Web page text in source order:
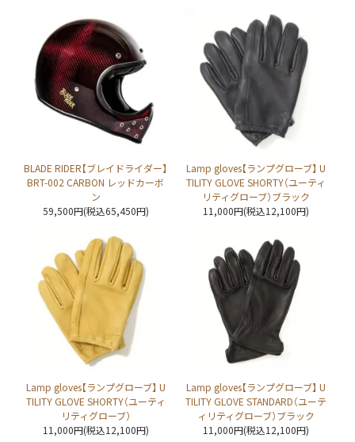
BLADE RIDER【ブレイドライダー】
BRT-002 CARBON レッドカーボ
ン
59,500円(税込65,450円)
Lamp gloves【ランプグローブ】 U
TILITY GLOVE SHORTY（ユーティ
リティグローブ）ブラック
11,000円(税込12,100円)
Lamp gloves【ランプグローブ】 U
TILITY GLOVE SHORTY（ユーティ
リティグローブ）
11,000円(税込12,100円)
Lamp gloves【ランプグローブ】 U
TILITY GLOVE STANDARD（ユーテ
ィリティグローブ）ブラック
11,000円(税込12,100円)